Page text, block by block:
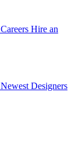
Careers Hire an
Newest Designers